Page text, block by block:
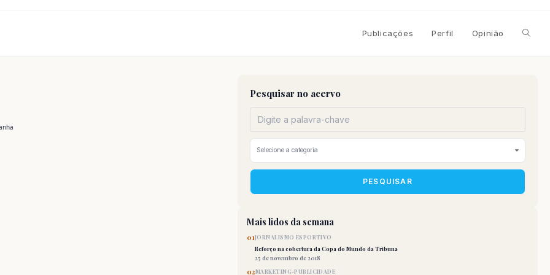
Publicações Perfil Opinião
site
Pesquisar no acervo
PESQUISAR
Mais lidos da semana
01JORNALISMO ESPORTIVO
Reforço na cobertura da Copa do Mundo da Tribuna
25 de novembro de 2018
02MARKETING-PUBLICIDADE